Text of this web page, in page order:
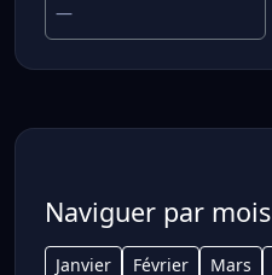
—
Naviguer par mois
Janvier Février Mars